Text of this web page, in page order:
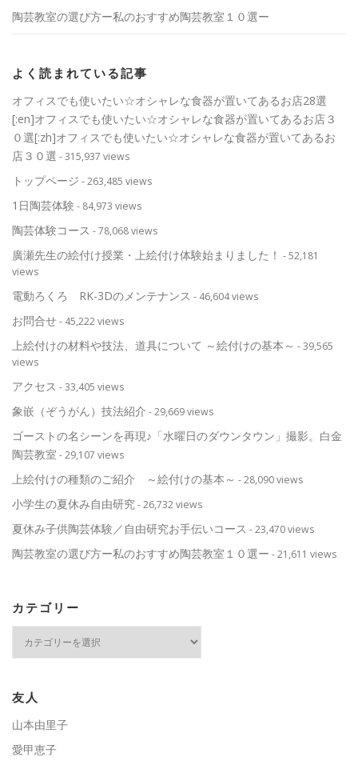
陶芸教室の選び方ー私のおすすめ陶芸教室１０選ー
よく読まれている記事
オフィスでも使いたい☆オシャレな食器が置いてあるお店28選
[:en]オフィスでも使いたい☆オシャレな食器が置いてあるお店３
０選[:zh]オフィスでも使いたい☆オシャレな食器が置いてあるお
店３０選 - 315,937 views
トップページ - 263,485 views
1日陶芸体験 - 84,973 views
陶芸体験コース - 78,068 views
廣瀬先生の絵付け授業・上絵付け体験始まりました！ - 52,181
views
電動ろくろ RK-3Dのメンテナンス - 46,604 views
お問合せ- 45,222 views
上絵付けの材料や技法、道具について ～絵付けの基本～ - 39,565
views
アクセス - 33,405 views
象嵌（ぞうがん）技法紹介 - 29,669 views
ゴーストの名シーンを再現♪「水曜日のダウンタウン」撮影。白金
陶芸教室 - 29,107 views
上絵付けの種類のご紹介 ～絵付けの基本～ - 28,090 views
小学生の夏休み自由研究- 26,732 views
夏休み子供陶芸体験／自由研究お手伝いコース - 23,470 views
陶芸教室の選び方ー私のおすすめ陶芸教室１０選ー - 21,611 views
カテゴリー
ー
友人
山本由里子
愛甲恵子